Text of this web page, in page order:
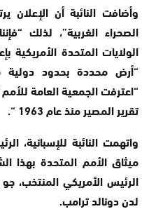
وأضافت النائبة أن
الصحراء الغربية”، لذلك
الولايات المتحدة الأمريكية
“أرض محددة بحدود دولية
“اعترفت الجمعية العامة
تقرير المصير منذ عام 1963 “.
واتهمت النائبة للإسبانية،
ميثاق الأمم المتحدة بهذا
الرئيس الأمريكي المنتخب،
لدن دونالد ترامب.